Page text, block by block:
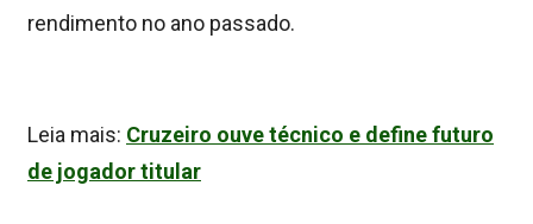
rendimento no ano passado.
Leia mais: Cruzeiro ouve técnico e define futuro
de jogador titular